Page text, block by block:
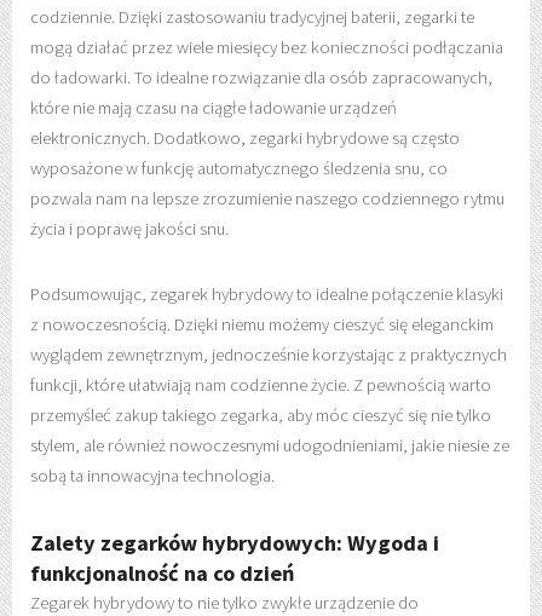
codziennie. Dzięki zastosowaniu tradycyjnej baterii, zegarki te
mogą działać przez wiele miesięcy bez konieczności podłączania
do ładowarki. To idealne rozwiązanie dla osób zapracowanych,
które nie mają czasu na ciągłe ładowanie urządzeń
elektronicznych. Dodatkowo, zegarki hybrydowe są często
wyposażone w funkcję automatycznego śledzenia snu, co
pozwala nam na lepsze zrozumienie naszego codziennego rytmu
życia i poprawę jakości snu.
Podsumowując, zegarek hybrydowy to idealne połączenie klasyki
z nowoczesnością. Dzięki niemu możemy cieszyć się eleganckim
wyglądem zewnętrznym, jednocześnie korzystając z praktycznych
funkcji, które ułatwiają nam codzienne życie. Z pewnością warto
przemyśleć zakup takiego zegarka, aby móc cieszyć się nie tylko
stylem, ale również nowoczesnymi udogodnieniami, jakie niesie ze
sobą ta innowacyjna technologia.
Zalety zegarków hybrydowych: Wygoda i
funkcjonalność na co dzień
Zegarek hybrydowy to nie tylko zwykłe urządzenie do